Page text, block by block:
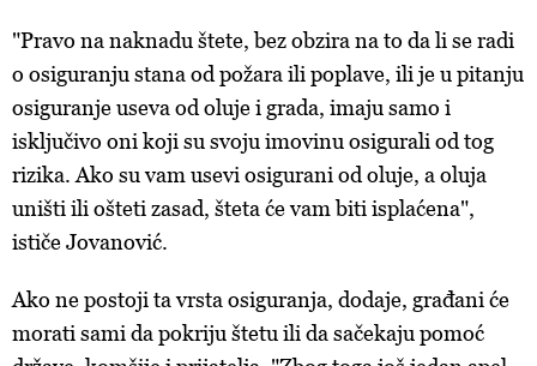
"Pravo na naknadu štete, bez obzira na to da li se radi
o osiguranju stana od požara ili poplave, ili je u pitanju
osiguranje useva od oluje i grada, imaju samo i
isključivo oni koji su svoju imovinu osigurali od tog
rizika. Ako su vam usevi osigurani od oluje, a oluja
uništi ili ošteti zasad, šteta će vam biti isplaćena",
ističe Jovanović.
Ako ne postoji ta vrsta osiguranja, dodaje, građani će
morati sami da pokriju štetu ili da sačekaju pomoć